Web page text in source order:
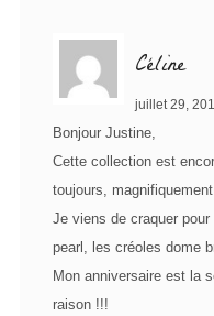
Céline
juillet 29,
Bonjour Justine,
Cette collection est
toujours,
Je viens de craquer
pearl, les créoles dome
Mon anniversaire est la
raison !!!